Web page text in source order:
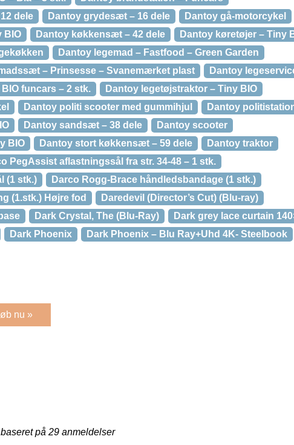
dele
Dantoy grydesæt – 16 dele
Dantoy gå-motorcykel
BIO
Dantoy køkkensæt – 42 dele
Dantoy køretøjer – Tiny
Dantoy legemad – Fastfood – Green Garden
– Prinsesse – Svanemærket plast
Dantoy
funcars – 2 stk.
Dantoy legetøjstraktor – Tiny BIO
Dantoy politi scooter med gummihjul
Dantoy
Dantoy sandsæt – 38 dele
Dantoy scooter
BIO
Dantoy stort køkkensæt – 59 dele
Dantoy traktor
PegAssist aflastningssål fra str. 34-48 – 1 stk.
(1 stk.)
Darco Rogg-Brace håndledsbandage (1 stk.)
(1.stk.) Højre fod
Daredevil (Director’s Cut) (Blu-ray)
Dark Crystal, The (Blu-Ray)
Dark grey lace curtain
Dark Phoenix Dark Phoenix – Blu Ray+Uhd 4K- Steelbook
nu »
på 29 anmeldelser